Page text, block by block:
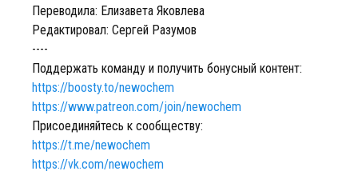
Переводила: Елизавета Яковлева
Редактировал: Сергей Разумов
----
Поддержать команду и получить бонусный контент:
https://boosty.to/newochem
https://www.patreon.com/join/newochem
Присоединяйтесь к сообществу:
https://t.me/newochem
https://vk.com/newochem